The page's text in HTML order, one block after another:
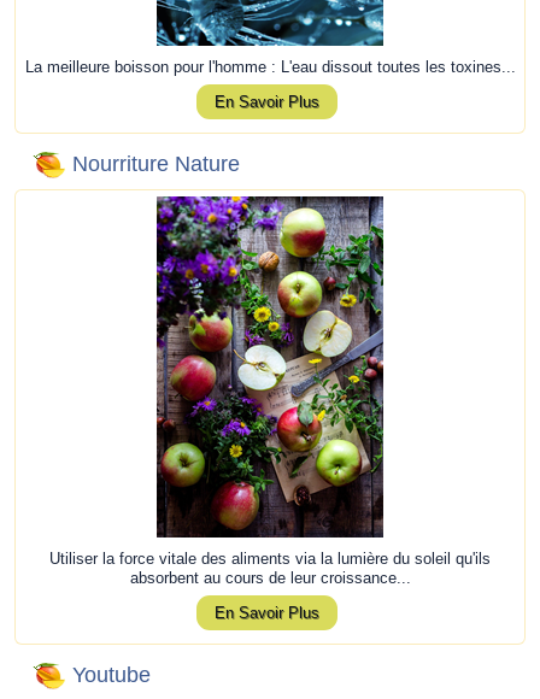
La meilleure boisson pour l'homme : L'eau dissout toutes les toxines...
En Savoir Plus
Nourriture Nature
Utiliser la force vitale des aliments via la lumière du soleil qu'ils
absorbent au cours de leur croissance...
En Savoir Plus
Youtube